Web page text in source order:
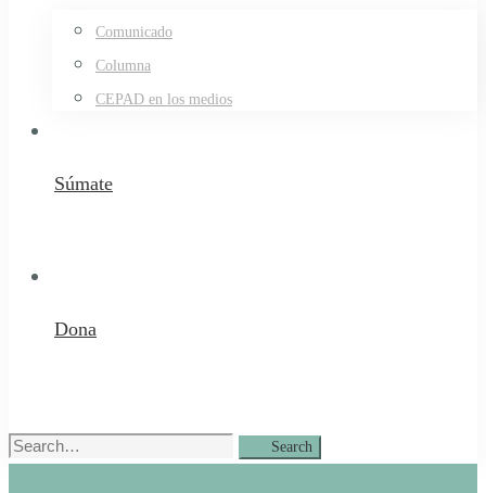
Comunicado
Columna
CEPAD en los medios
Súmate
Dona
Search
Search